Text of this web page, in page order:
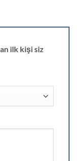
ilk kişi siz